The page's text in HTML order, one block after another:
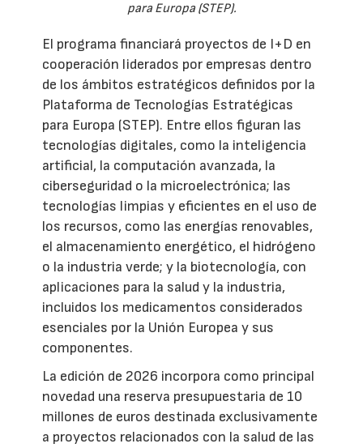
para Europa (STEP).
El programa financiará proyectos de I+D en
cooperación liderados por empresas dentro
de los ámbitos estratégicos definidos por la
Plataforma de Tecnologías Estratégicas
para Europa (STEP). Entre ellos figuran las
tecnologías digitales, como la inteligencia
artificial, la computación avanzada, la
ciberseguridad o la microelectrónica; las
tecnologías limpias y eficientes en el uso de
los recursos, como las energías renovables,
el almacenamiento energético, el hidrógeno
o la industria verde; y la biotecnología, con
aplicaciones para la salud y la industria,
incluidos los medicamentos considerados
esenciales por la Unión Europea y sus
componentes.
La edición de 2026 incorpora como principal
novedad una reserva presupuestaria de 10
millones de euros destinada exclusivamente
a proyectos relacionados con la salud de las